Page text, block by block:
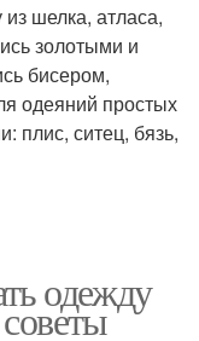
шелка, атласа,
золотыми и
бисером,
одеяний простых
плис, ситец, бязь,
одежду